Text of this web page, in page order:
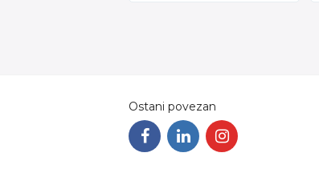
Ostani povezan